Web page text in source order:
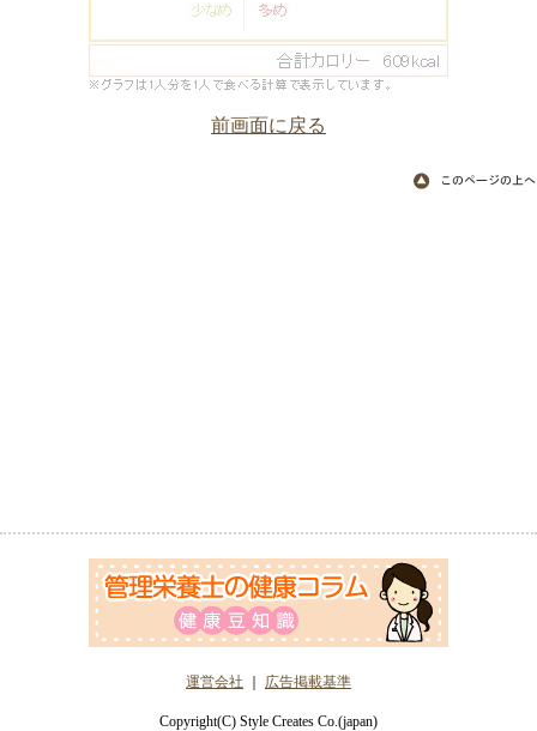
前画面に戻る
運営会社 広告掲載基準
Copyright(C) Style Creates Co.(japan)